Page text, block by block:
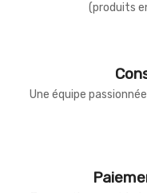
(produits
Une équipe